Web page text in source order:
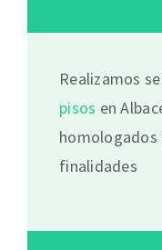
Realizamos
pisos en
homologados
finalidades